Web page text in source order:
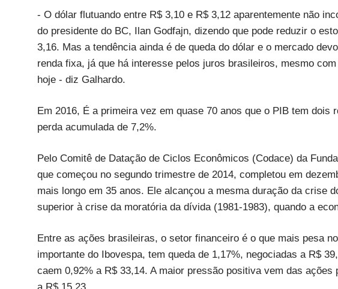
- O dólar flutuando entre R$ 3,10 e R$ 3,12 aparentemente não
do presidente do BC, Ilan Godfajn, dizendo que pode reduzir o
3,16. Mas a tendência ainda é de queda do dólar e o mercado
renda fixa, já que há interesse pelos juros brasileiros, mesmo
hoje - diz Galhardo.
Em 2016, É a primeira vez em quase 70 anos que o PIB tem dois
perda acumulada de 7,2%.
Pelo Comitê de Datação de Ciclos Econômicos (Codace) da
que começou no segundo trimestre de 2014, completou em
mais longo em 35 anos. Ele alcançou a mesma duração da crise
superior à crise da moratória da dívida (1981-1983), quando a
Entre as ações brasileiras, o setor financeiro é o que mais pesa
importante do Ibovespa, tem queda de 1,17%, negociadas a R$
caem 0,92% a R$ 33,14. A maior pressão positiva vem das